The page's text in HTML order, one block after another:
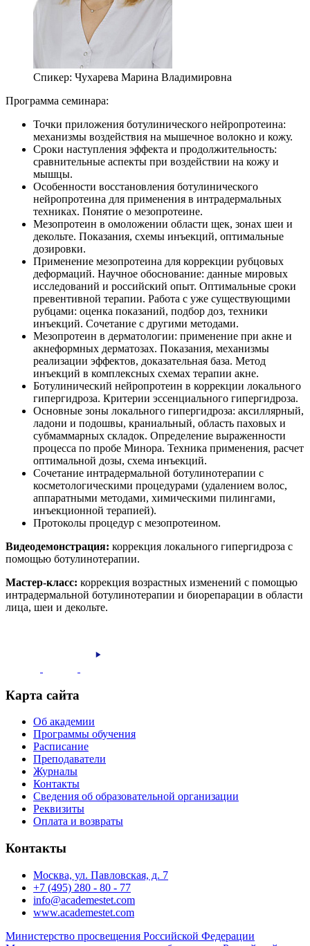
Спикер: Чухарева Марина Владимировна
Программа семинара:
Точки приложения ботулинического нейропротеина:
механизмы воздействия на мышечное волокно и кожу.
Сроки наступления эффекта и продолжительность:
сравнительные аспекты при воздействии на кожу и
мышцы.
Особенности восстановления ботулинического
нейропротеина для применения в интрадермальных
техниках. Понятие о мезопротеине.
Мезопротеин в омоложении области щек, зонах шеи и
декольте. Показания, схемы инъекций, оптимальные
дозировки.
Применение мезопротеина для коррекции рубцовых
деформаций. Научное обоснование: данные мировых
исследований и российский опыт. Оптимальные сроки
превентивной терапии. Работа с уже существующими
рубцами: оценка показаний, подбор доз, техники
инъекций. Сочетание с другими методами.
Мезопротеин в дерматологии: применение при акне и
акнеформных дерматозах. Показания, механизмы
реализации эффектов, доказательная база. Метод
инъекций в комплексных схемах терапии акне.
Ботулинический нейропротеин в коррекции локального
гипергидроза. Критерии эссенциального гипергидроза.
Основные зоны локального гипергидроза: аксиллярный,
ладони и подошвы, краниальный, область паховых и
субмаммарных складок. Определение выраженности
процесса по пробе Минора. Техника применения, расчет
оптимальной дозы, схема инъекций.
Сочетание интрадермальной ботулинотерапии с
косметологическими процедурами (удалением волос,
аппаратными методами, химическими пилингами,
инъекционной терапией).
Протоколы процедур с мезопротеином.
Видеодемонстрация: коррекция локального гипергидроза с
помощью ботулинотерапии.
Мастер-класс: коррекция возрастных изменений с помощью
интрадермальной ботулинотерапии и биорепарации в области
лица, шеи и декольте.
Карта сайта
Об академии
Программы обучения
Расписание
Преподаватели
Журналы
Контакты
Сведения об образовательной организации
Реквизиты
Оплата и возвраты
Контакты
Москва, ул. Павловская, д. 7
+7 (495) 280 - 80 - 77
info@academestet.com
www.academestet.com
Министерство просвещения Российской Федерации